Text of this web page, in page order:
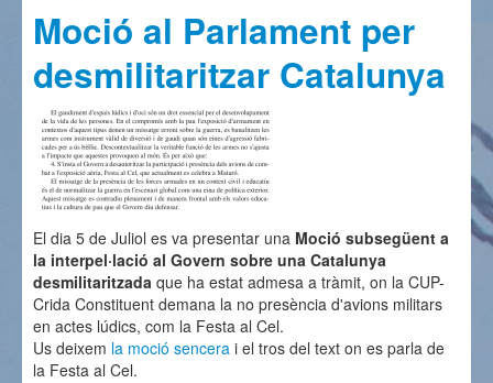
Moció al Parlament per
desmilitaritzar Catalunya
El dia 5 de Juliol es va presentar una Moció subsegüent a
la interpel·lació al Govern sobre una Catalunya
desmilitaritzada que ha estat admesa a tràmit, on la CUP-
Crida Constituent demana la no presència d'avions militars
en actes lúdics, com la Festa al Cel.
Us deixem la moció sencera i el tros del text on es parla de
la Festa al Cel.